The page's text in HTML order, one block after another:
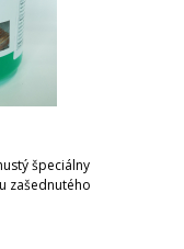
špeciálny
zašednutého